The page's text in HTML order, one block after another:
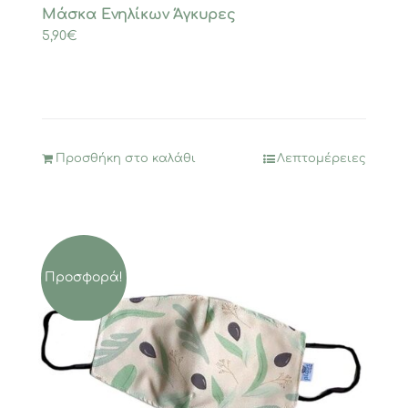
Μάσκα Ενηλίκων Άγκυρες
5,90€
Προσθήκη στο καλάθι Λεπτομέρειες
Προσφορά!